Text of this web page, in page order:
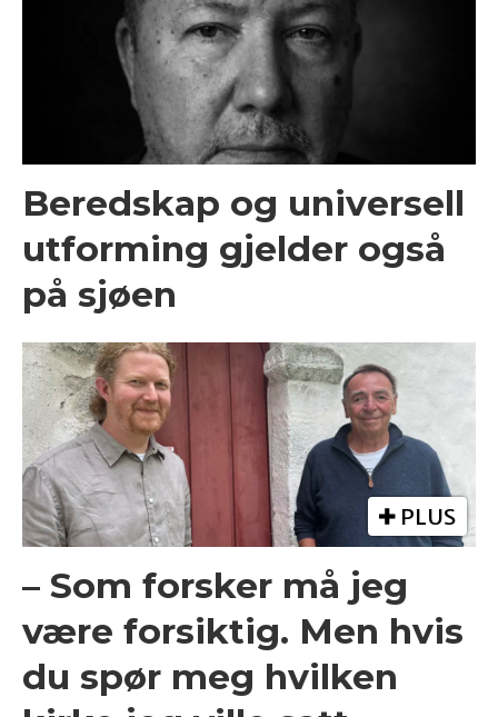
Beredskap og universell
utforming gjelder også
på sjøen
PLUS
– Som forsker må jeg
være forsiktig. Men hvis
du spør meg hvilken